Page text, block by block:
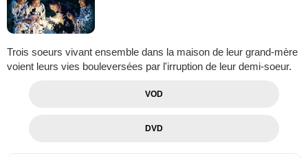
Trois soeurs vivant ensemble dans la maison de leur grand-mère
voient leurs vies bouleversées par l'irruption de leur demi-soeur.
VOD
DVD